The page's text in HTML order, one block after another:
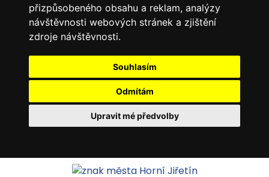
přizpůsobeného obsahu a reklam, analýzy
návštěvnosti webových stránek a zjištění
zdroje návštěvnosti.
Souhlasím
Odmítám
Upravit mé předvolby